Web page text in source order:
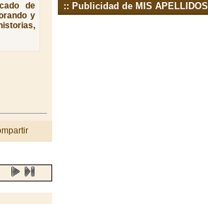
de
y
:: Publicidad de MIS APELLIDOS